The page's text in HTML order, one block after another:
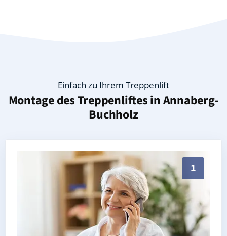
Einfach zu Ihrem Treppenlift
Montage des Treppenliftes inAnnaberg-
Buchholz
1
Persönliche Treppenlift-Beratung in Annaberg-